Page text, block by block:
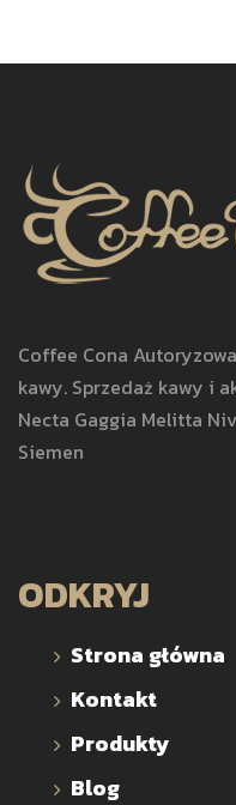
Coffee Cona
kawy. Sprzedaż kawy i
Necta Gaggia Melitta
Siemen
ODKRYJ
Strona główna
Kontakt
Produkty
Blog